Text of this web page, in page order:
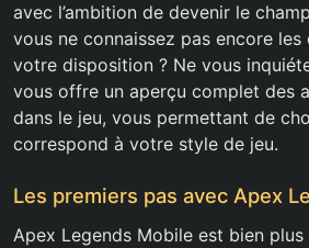
avec l’ambition de devenir le
vous ne connaissez pas encore
votre disposition ? Ne vous
vous offre un aperçu complet des
dans le jeu, vous permettant de
correspond à votre style de jeu.
Les premiers pas avec Apex
Apex Legends Mobile est bien plus